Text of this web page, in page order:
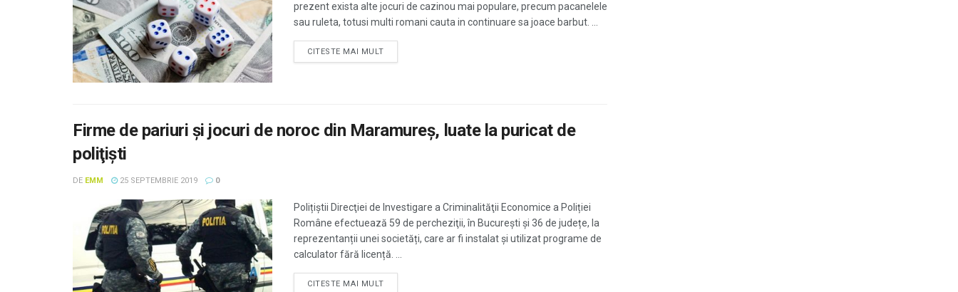
prezent exista alte jocuri de cazinou mai populare, precum pacanelele
sau ruleta, totusi multi romani cauta in continuare sa joace barbut. ...
CITESTE MAI MULT
Firme de pariuri şi jocuri de noroc din Maramureş, luate la puricat de
poliţişti
DE EMM 25 SEPTEMBRIE 2019 0
Polițiștii Direcţiei de Investigare a Criminalităţii Economice a Poliției
Române efectuează 59 de percheziţii, în București și 36 de județe, la
reprezentanții unei societăți, care ar fi instalat și utilizat programe de
calculator fără licență. ...
CITESTE MAI MULT